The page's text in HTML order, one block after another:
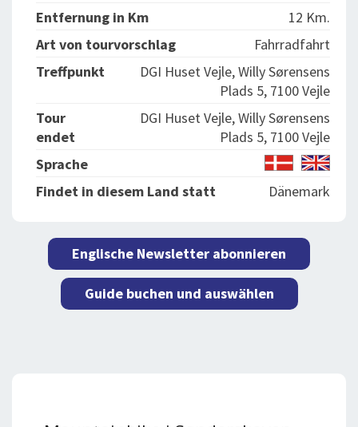
Entfernung in Km
12 Km.
Art von tourvorschlag
Fahrradfahrt
Treffpunkt
DGI Huset Vejle, Willy Sørensens
Plads 5, 7100 Vejle
Tour
endet
DGI Huset Vejle, Willy Sørensens
Plads 5, 7100 Vejle
Sprache
Findet in diesem Land statt
Dänemark
Englische Newsletter abonnieren
Guide buchen und auswählen